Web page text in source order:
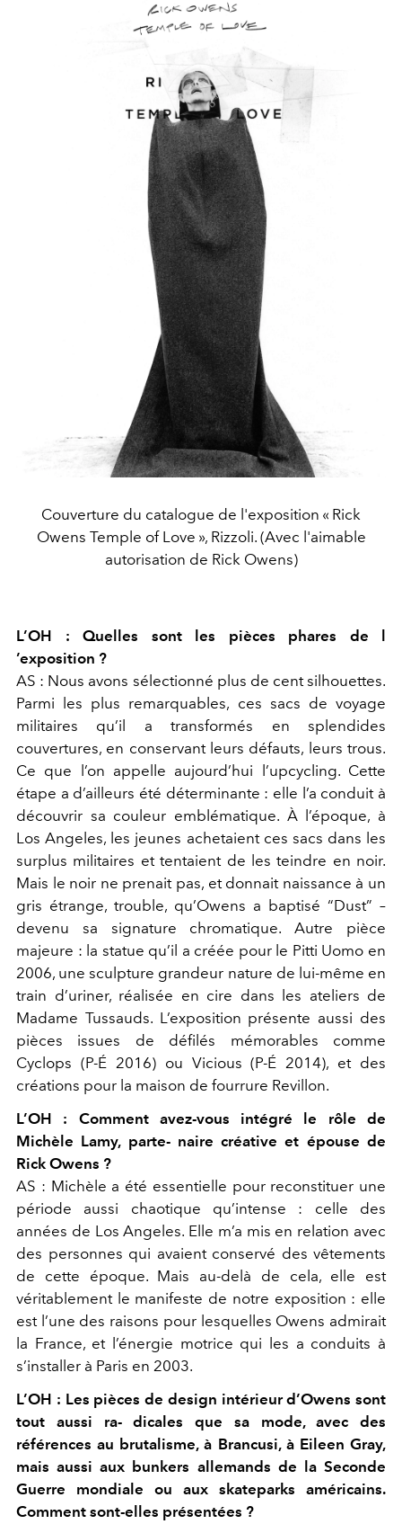
Couverture du catalogue de l'exposition « Rick
Owens Temple of Love », Rizzoli. (Avec l'aimable
autorisation de Rick Owens)
L’OH : Quelles sont les pièces phares de l
’exposition ?
AS : Nous avons sélectionné plus de cent silhouettes.
Parmi les plus remarquables, ces sacs de voyage
militaires qu’il a transformés en splendides
couvertures, en conservant leurs défauts, leurs trous.
Ce que l’on appelle aujourd’hui l’upcycling. Cette
étape a d’ailleurs été déterminante : elle l’a conduit à
découvrir sa couleur emblématique. À l’époque, à
Los Angeles, les jeunes achetaient ces sacs dans les
surplus militaires et tentaient de les teindre en noir.
Mais le noir ne prenait pas, et donnait naissance à un
gris étrange, trouble, qu’Owens a baptisé “Dust” –
devenu sa signature chromatique. Autre pièce
majeure : la statue qu’il a créée pour le Pitti Uomo en
2006, une sculpture grandeur nature de lui-même en
train d’uriner, réalisée en cire dans les ateliers de
Madame Tussauds. L’exposition présente aussi des
pièces issues de défilés mémorables comme
Cyclops (P-É 2016) ou Vicious (P-É 2014), et des
créations pour la maison de fourrure Revillon.
L’OH : Comment avez-vous intégré le rôle de
Michèle Lamy, parte- naire créative et épouse de
Rick Owens ?
AS : Michèle a été essentielle pour reconstituer une
période aussi chaotique qu’intense : celle des
années de Los Angeles. Elle m’a mis en relation avec
des personnes qui avaient conservé des vêtements
de cette époque. Mais au-delà de cela, elle est
véritablement le manifeste de notre exposition : elle
est l’une des raisons pour lesquelles Owens admirait
la France, et l’énergie motrice qui les a conduits à
s’installer à Paris en 2003.
L’OH : Les pièces de design intérieur d’Owens sont
tout aussi ra- dicales que sa mode, avec des
références au brutalisme, à Brancusi, à Eileen Gray,
mais aussi aux bunkers allemands de la Seconde
Guerre mondiale ou aux skateparks américains.
Comment sont-elles présentées ?